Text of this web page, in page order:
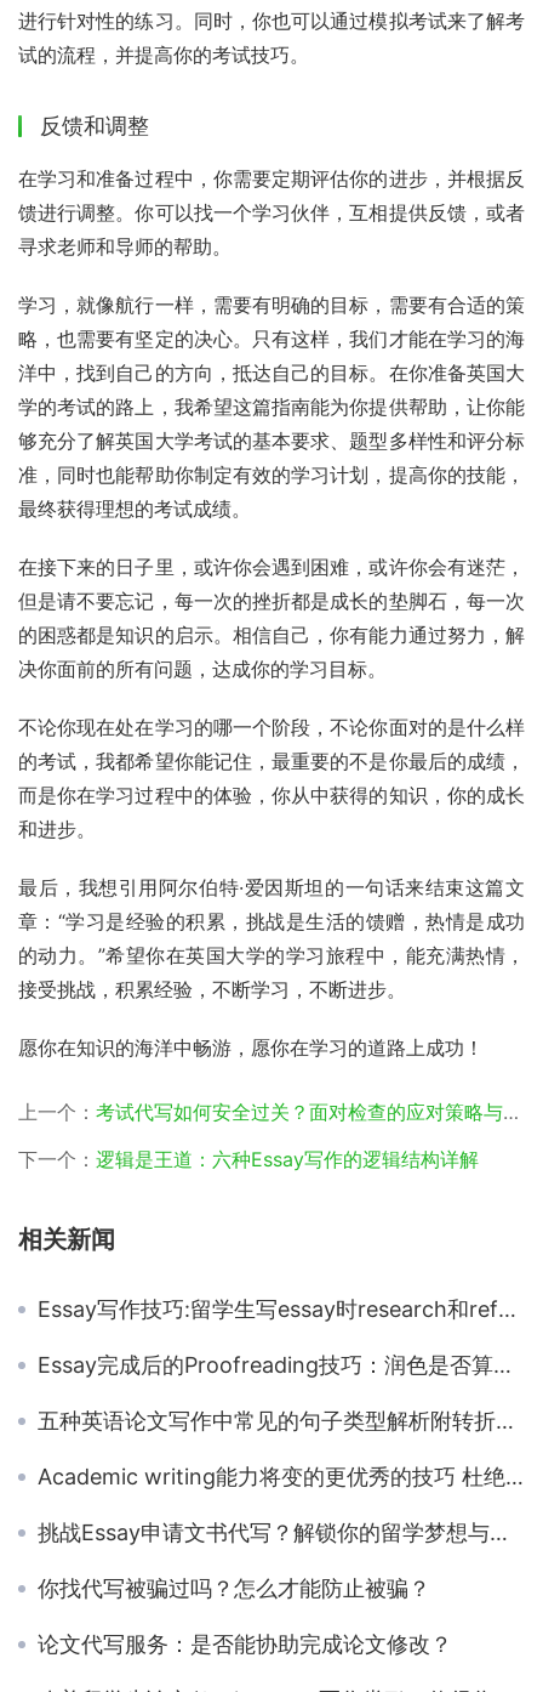
进行针对性的练习。同时，你也可以通过模拟考试来了解考
试的流程，并提高你的考试技巧。
反馈和调整
在学习和准备过程中，你需要定期评估你的进步，并根据反
馈进行调整。你可以找一个学习伙伴，互相提供反馈，或者
寻求老师和导师的帮助。
学习，就像航行一样，需要有明确的目标，需要有合适的策
略，也需要有坚定的决心。只有这样，我们才能在学习的海
洋中，找到自己的方向，抵达自己的目标。在你准备英国大
学的考试的路上，我希望这篇指南能为你提供帮助，让你能
够充分了解英国大学考试的基本要求、题型多样性和评分标
准，同时也能帮助你制定有效的学习计划，提高你的技能，
最终获得理想的考试成绩。
在接下来的日子里，或许你会遇到困难，或许你会有迷茫，
但是请不要忘记，每一次的挫折都是成长的垫脚石，每一次
的困惑都是知识的启示。相信自己，你有能力通过努力，解
决你面前的所有问题，达成你的学习目标。
不论你现在处在学习的哪一个阶段，不论你面对的是什么样
的考试，我都希望你能记住，最重要的不是你最后的成绩，
而是你在学习过程中的体验，你从中获得的知识，你的成长
和进步。
最后，我想引用阿尔伯特·爱因斯坦的一句话来结束这篇文
章：“学习是经验的积累，挑战是生活的馈赠，热情是成功
的动力。”希望你在英国大学的学习旅程中，能充满热情，
接受挑战，积累经验，不断学习，不断进步。
愿你在知识的海洋中畅游，愿你在学习的道路上成功！
上一个： 考试代写如何安全过关？面对检查的应对策略与技巧
下一个： 逻辑是王道：六种Essay写作的逻辑结构详解
相关新闻
Essay写作技巧:留学生写essay时research和reference的方法
Essay完成后的Proofreading技巧：润色是否算作弊？
五种英语论文写作中常见的句子类型解析附转折句模板
Academic writing能力将变的更优秀的技巧 杜绝这5个留学生学术写作禁忌
挑战Essay申请文书代写？解锁你的留学梦想与格式范文模板
你找代写被骗过吗？怎么才能防止被骗？
论文代写服务：是否能协助完成论文修改？